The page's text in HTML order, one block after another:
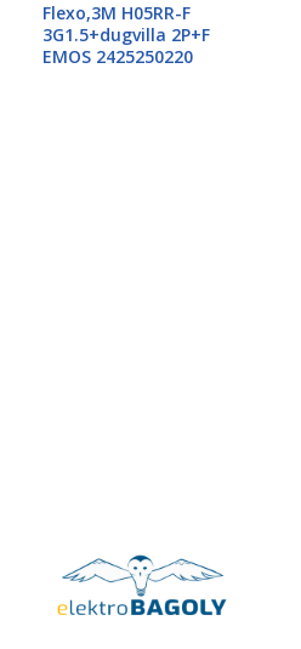
Flexo,3M H05RR-F
3G1.5+dugvilla 2P+F
EMOS 2425250220